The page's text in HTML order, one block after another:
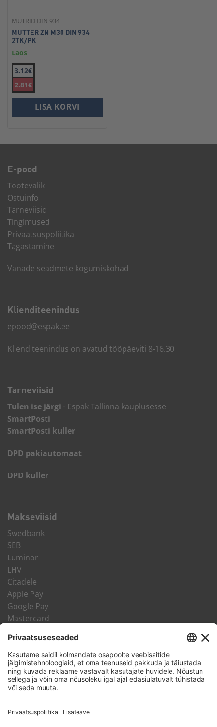
MUTRID DIN 934
MUTTER ZN M30 DIN 934
2TK/PK
Laos
3.12€
2.81€
LISA KORVI
E-pood
Tootevalik
Ostuinfo
Tarneviisid
Tingimused
Privaatsuspoliitika
Tagastamine
Vanade seadmete kogumiskohad
Kliendi­teenindus
epood@espak.ee
Klienditeenindus on avatud tööpäeviti 8-16.30
Tarneviisid
Tulen ise järgi - Espak Tallinna kauplusesse
SmartPosti
SmartPosti kuller
DPD pakiautomaat
DPD kuller
Makseviisid
Swedbank
SEB
Luminor
LHV
Citadele
Apple Pay
Google Pay
Mastercard
LHV Järelmaks